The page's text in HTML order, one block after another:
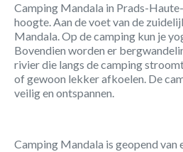
Camping Mandala in Prads-
hoogte. Aan de voet van de
Mandala. Op de camping kun je
Bovendien worden er
rivier die langs de camping
of gewoon lekker afkoelen. De
veilig en ontspannen.
Camping Mandala is geopend